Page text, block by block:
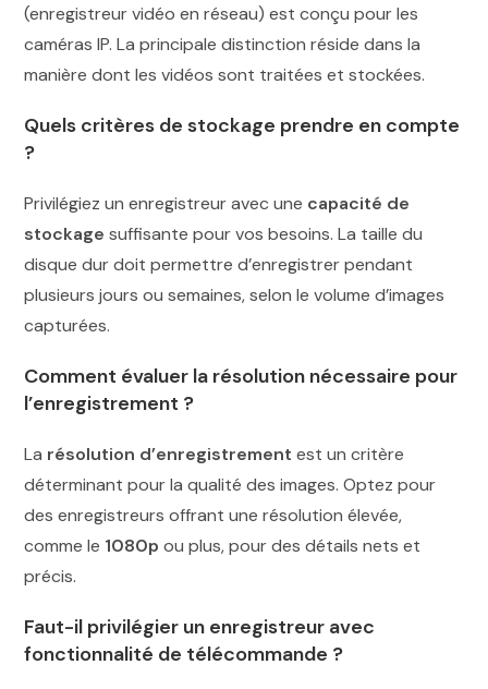
(enregistreur vidéo en réseau) est conçu pour les
caméras IP. La principale distinction réside dans la
manière dont les vidéos sont traitées et stockées.
Quels critères de stockage prendre en compte
?
Privilégiez un enregistreur avec une capacité de
stockage suffisante pour vos besoins. La taille du
disque dur doit permettre d’enregistrer pendant
plusieurs jours ou semaines, selon le volume d’images
capturées.
Comment évaluer la résolution nécessaire pour
l’enregistrement ?
La résolution d’enregistrement est un critère
déterminant pour la qualité des images. Optez pour
des enregistreurs offrant une résolution élevée,
comme le 1080p ou plus, pour des détails nets et
précis.
Faut-il privilégier un enregistreur avec
fonctionnalité de télécommande ?